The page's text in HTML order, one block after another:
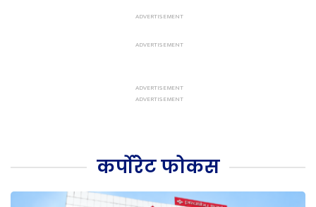
कर्पोरेट फोकस